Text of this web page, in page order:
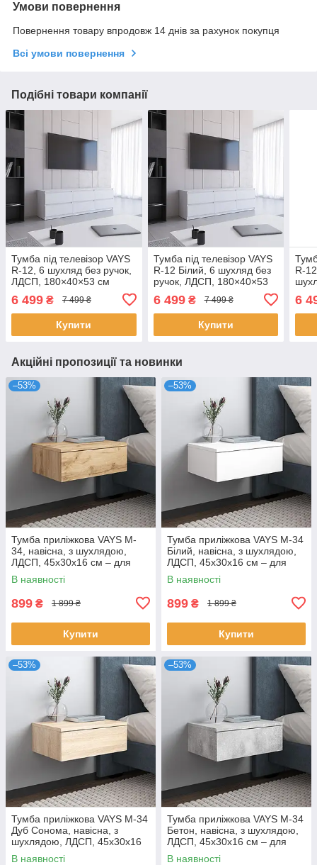
Умови повернення
Повернення товару впродовж 14 днів за рахунок покупця
Всі умови повернення
Подібні товари компанії
Тумба під телевізор VAYS
R-12, 6 шухляд без ручок,
ЛДСП, 180×40×53 см
6 499 ₴ 7 499 ₴
Купити
Тумба під телевізор VAYS
R-12 Білий, 6 шухляд без
ручок, ЛДСП, 180×40×53
6 499₴ 7 499 ₴
Купити
R-
6
Акційні пропозиції та новинки
–53%
Тумба приліжкова VAYS M-
34, навісна, з шухлядою,
ЛДСП, 45х30х16 см – для
спальні
В наявності
899 ₴ 1 899 ₴
Купити
–53%
Тумба приліжкова VAYS M-34
Білий, навісна, з шухлядою,
ЛДСП, 45х30х16 см – для
спальні
В наявності
899 ₴ 1 899 ₴
Купити
–53%
Тумба приліжкова VAYS M-34
Дуб Сонома, навісна, з
шухлядою, ЛДСП, 45х30х16
см – для спальні
В наявності
–53%
Тумба приліжкова VAYS M-34
Бетон, навісна, з шухлядою,
ЛДСП, 45х30х16 см – для
спальні
В наявності